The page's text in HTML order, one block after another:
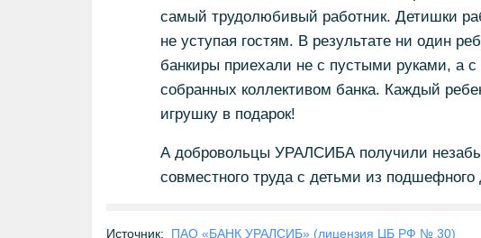
самый трудолюбивый работник. Детишки
не уступая гостям. В результате ни один
банкиры приехали не с пустыми руками, а
собранных коллективом банка. Каждый
игрушку в подарок!
А добровольцы УРАЛСИБА получили
совместного труда с детьми из подшефного
Источник: ПАО «БАНК УРАЛСИБ» (лицензия ЦБ РФ № 30)